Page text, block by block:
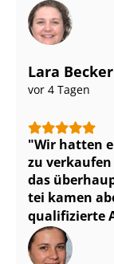
Lara Becker
vor 4 Tagen
Wir hatten
zu
das
tei kamen
qualifizierte